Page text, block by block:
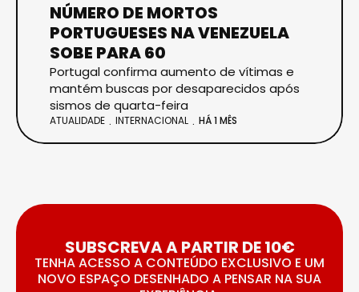
NÚMERO DE MORTOS
PORTUGUESES NA VENEZUELA
SOBE PARA 60
Portugal confirma aumento de vítimas e
mantém buscas por desaparecidos após
sismos de quarta-feira
ATUALIDADE INTERNACIONAL HÁ 1 MÊS
SUBSCREVA A PARTIR DE 10€
TENHA ACESSO A CONTEÚDO EXCLUSIVO E UM
NOVO ESPAÇO DESENHADO A PENSAR NA SUA